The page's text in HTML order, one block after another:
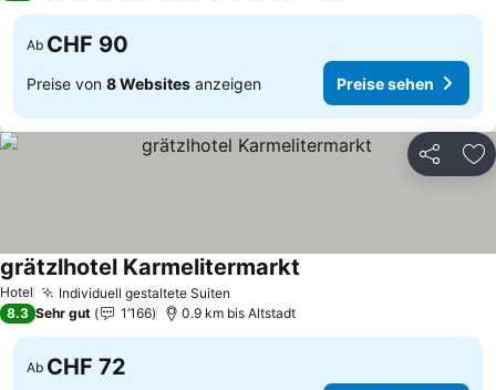
Ab CHF 90
Preise von 8 Websites anzeigen Preise sehen
Teilen
Hotel Individuell gestaltete Suiten
grätzlhotel Karmelitermarkt
8.3 Sehr gut 1’166 0.9 km bis Altstadt
Ab CHF 72